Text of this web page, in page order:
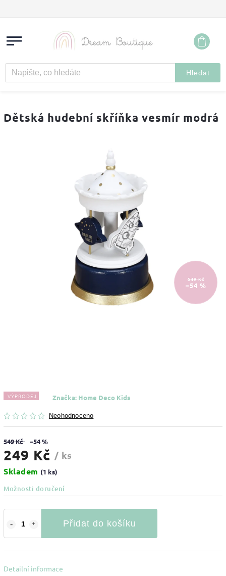
Hledat
Dětská hudební skříňka vesmír modrá
549 Kč
–54 %
VÝPRODEJ
Neohodnoceno
Značka: Home Deco Kids
549 Kč –54 %
249 Kč / ks
Skladem (1 ks)
Možnosti doručení
Přidat do košíku
Detailní informace